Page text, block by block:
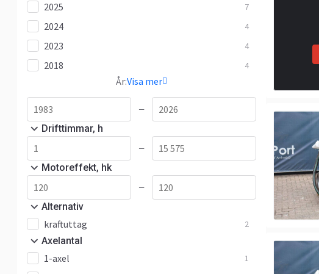
2025 7
2024 4
2023 4
2018 4
År:Visa mer
—
Drifttimmar, h
—
Motoreffekt, hk
—
Alternativ
kraftuttag 2
Axelantal
1-axel 1